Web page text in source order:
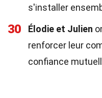
s'installer
30 Élodie et Julien
renforcer leur
confiance